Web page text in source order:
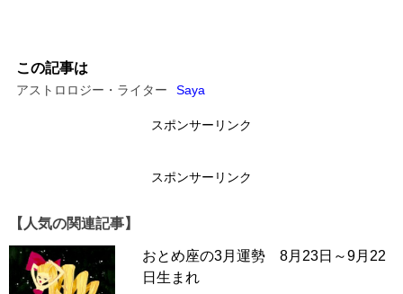
この記事は
アストロロジー・ライター Saya
スポンサーリンク
スポンサーリンク
【人気の関連記事】
おとめ座の3月運勢 8月23日～9月22
日生まれ